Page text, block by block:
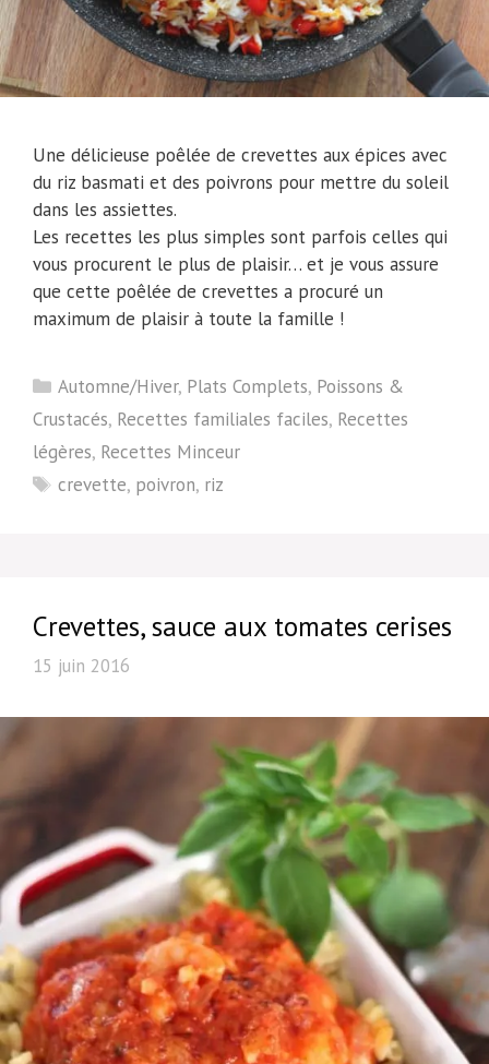
Une délicieuse poêlée de crevettes aux épices avec
du riz basmati et des poivrons pour mettre du soleil
dans les assiettes.
Les recettes les plus simples sont parfois celles qui
vous procurent le plus de plaisir… et je vous assure
que cette poêlée de crevettes a procuré un
maximum de plaisir à toute la famille !
Catégories
Automne/Hiver, Plats Complets, Poissons &
Crustacés, Recettes familiales faciles, Recettes
légères, Recettes Minceur
Étiquettes
crevette, poivron, riz
Crevettes, sauce aux tomates cerises
15 juin 2016